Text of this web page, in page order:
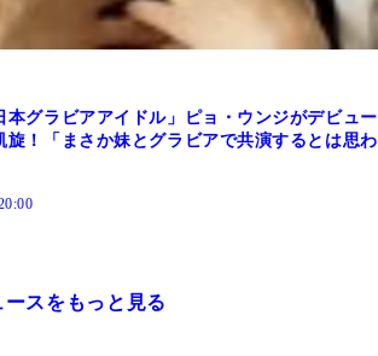
本グラビアアイドル」ピョ・ウンジがデビュー
旋！「まさか妹とグラビアで共演するとは思わ
スをもっと見る